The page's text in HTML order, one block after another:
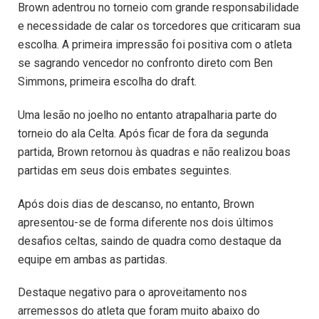
Brown adentrou no torneio com grande responsabilidade
e necessidade de calar os torcedores que criticaram sua
escolha. A primeira impressão foi positiva com o atleta
se sagrando vencedor no confronto direto com Ben
Simmons, primeira escolha do draft.
Uma lesão no joelho no entanto atrapalharia parte do
torneio do ala Celta. Após ficar de fora da segunda
partida, Brown retornou às quadras e não realizou boas
partidas em seus dois embates seguintes.
Após dois dias de descanso, no entanto, Brown
apresentou-se de forma diferente nos dois últimos
desafios celtas, saindo de quadra como destaque da
equipe em ambas as partidas.
Destaque negativo para o aproveitamento nos
arremessos do atleta que foram muito abaixo do